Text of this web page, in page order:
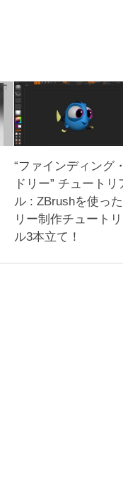
“ファインディング・
ドリー” チュートリ
ル : ZBrushを使っ
リー制作チュート
ル3本立て！